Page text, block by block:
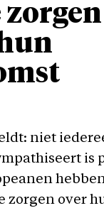
zorgen
niet
is
zorgen over